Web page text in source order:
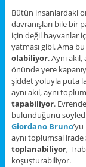
Bütün insanlardaki
davranışları bile bir
için değil hayvanlar
yatması gibi. Ama
olabiliyor. Aynı
önünde yere
şiddet yoluyla puta
aynı akıl, aynı
tapabiliyor.
bulunduğunu
Giordano Bruno
aynı toplumsal irade
toplanabiliyor,
koşuşturabiliyor.